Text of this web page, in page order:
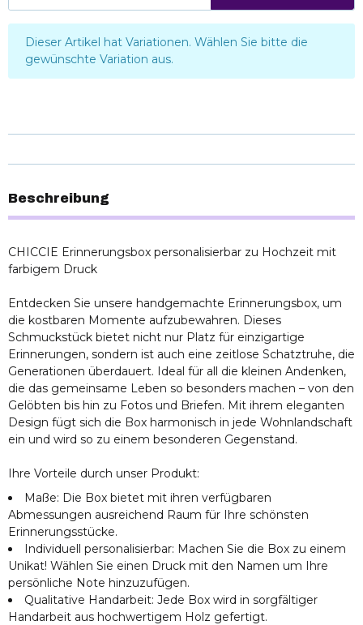
xDieser Artikel hat Variationen. Wählen Sie bitte die
gewünschte Variation aus.
Beschreibung
CHICCIE Erinnerungsbox personalisierbar zu Hochzeit mit
farbigem Druck
Entdecken Sie unsere handgemachte Erinnerungsbox, um
die kostbaren Momente aufzubewahren. Dieses
Schmuckstück bietet nicht nur Platz für einzigartige
Erinnerungen, sondern ist auch eine zeitlose Schatztruhe, die
Generationen überdauert. Ideal für all die kleinen Andenken,
die das gemeinsame Leben so besonders machen – von den
Gelöbten bis hin zu Fotos und Briefen. Mit ihrem eleganten
Design fügt sich die Box harmonisch in jede Wohnlandschaft
ein und wird so zu einem besonderen Gegenstand.
Ihre Vorteile durch unser Produkt:
Maße: Die Box bietet mit ihren verfügbaren
Abmessungen ausreichend Raum für Ihre schönsten
Erinnerungsstücke.
Individuell personalisierbar: Machen Sie die Box zu einem
Unikat! Wählen Sie einen Druck mit den Namen um Ihre
persönliche Note hinzuzufügen.
Qualitative Handarbeit: Jede Box wird in sorgfältiger
Handarbeit aus hochwertigem Holz gefertigt.